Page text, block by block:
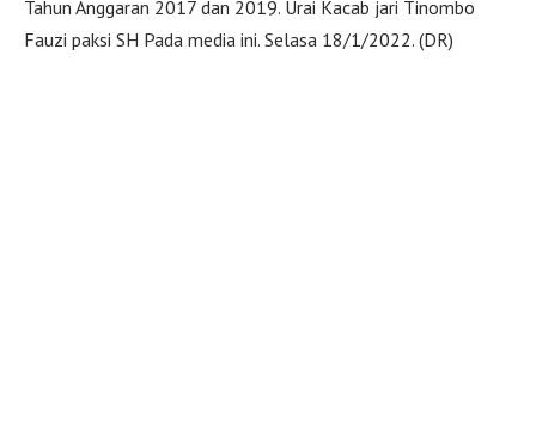
Tahun Anggaran 2017 dan 2019. Urai Kacab jari Tinombo
Fauzi paksi SH Pada media ini. Selasa 18/1/2022. (DR)